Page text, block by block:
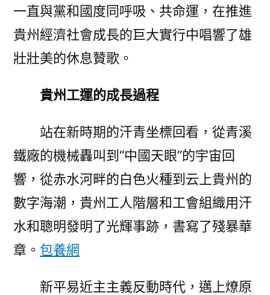
一直與黨和國度同呼吸、共命運，在推進
貴州經濟社會成長的巨大實行中唱響了雄
壯壯美的休息贊歌。
貴州工運的成長過程
站在新時期的汗青坐標回看，從青溪
鐵廠的機械轟叫到“中國天眼”的宇宙回
響，從赤水河畔的白色火種到云上貴州的
數字海潮，貴州工人階層和工會組織用汗
水和聰明發明了光輝事跡，書寫了殘暴華
章。 包養網
新平易近主主義反動時代，邁上燎原